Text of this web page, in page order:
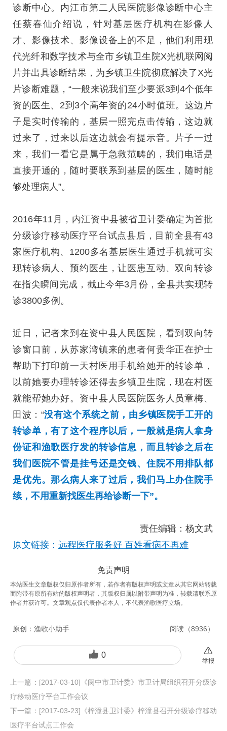
诊断中心。内江市第二人民医院影像诊断中心主
任蔡春仙介绍说，针对基层医疗机构在影像人
才、影像技术、影像设备上的不足，他们利用现
代光纤和数字技术与全市乡镇卫生院X光机联网阅
片并出具诊断结果，为乡镇卫生院彻底解决了X光
片诊断难题，“一般来说我们至少要派3到4个低年
资的医生、2到3个高年资的24小时值班。这边片
子是实时传输的，基层一照完点击传输，这边就
过来了，过来以后这边就会有提示音。片子一过
来，我们一看它是属于急救范畴的，我们电话是
直接开通的，随时要联系到基层的医生，随时能
够处理病人”。
2016年11月，内江资中县被省卫计委确定为首批
分级诊疗移动医疗平台试点县后，目前全县有43
家医疗机构、1200多名基层医生通过手机就可实
现转诊病人、预约医生，让医患互动、双向转诊
在指尖瞬间完成，截止今年3月份，全县共实现转
诊3800多例。
近日，记者来到在资中县人民医院，看到双向转
诊窗口前，从苏家湾镇来的患者何贵华正在护士
帮助下打印前一天村医用手机给她开的转诊单，
以前她要办理转诊还得去乡镇卫生院，现在村医
就能帮她办好。资中县人民医院医务人员章梅、
田波：“没有这个系统之前，由乡镇医院手工开的
转诊单，有了这个程序以后，一般就是病人拿身
份证和渔歌医疗发的转诊信息，而且转诊之后在
我们医院不管是挂号还是交钱、住院不用排队都
是优先。那么病人来了过后，我们马上办住院手
续，不用重新找医生再给诊断一下”。
责任编辑：杨文武
原文链接： 远程医疗服务好 百姓看病不再难
免责声明
本站医生文章版权仅归原作者所有，若作者有版权声明或文章从其它网站转载
而附带有原所有站的版权声明者，其版权归属以附带声明为准，转载请联系原
作者并获许可。文章观点仅代表作者本人，不代表渔歌医疗立场。
原创： 渔歌小助手 阅读（8936）
0
举报
上一篇： [2017-03-10]《阆中市卫计委》市卫计局组织召开分级诊
疗移动医疗平台工作会议
下一篇： [2017-03-23]《梓潼县卫计委》梓潼县召开分级诊疗移动
医疗平台试点工作会